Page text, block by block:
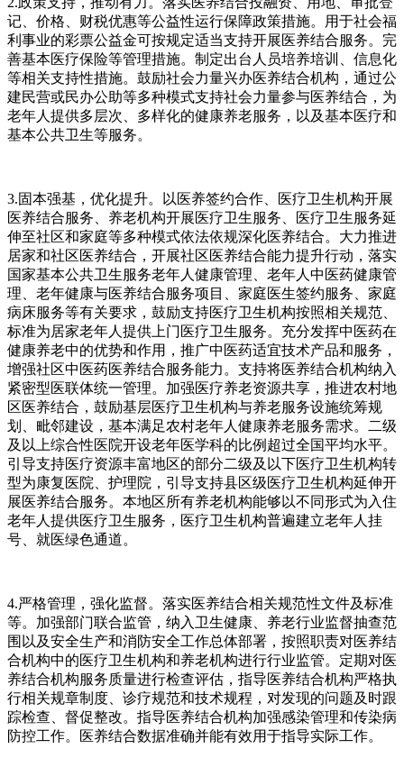
记、价格、财税优惠等公益性运行保障政策措施。用于社会福
利事业的彩票公益金可按规定适当支持开展医养结合服务。完
善基本医疗保险等管理措施。制定出台人员培养培训、信息化
等相关支持性措施。鼓励社会力量兴办医养结合机构，通过公
建民营或民办公助等多种模式支持社会力量参与医养结合，为
老年人提供多层次、多样化的健康养老服务，以及基本医疗和
基本公共卫生等服务。
3.固本强基，优化提升。以医养签约合作、医疗卫生机构开展
医养结合服务、养老机构开展医疗卫生服务、医疗卫生服务延
伸至社区和家庭等多种模式依法依规深化医养结合。大力推进
居家和社区医养结合，开展社区医养结合能力提升行动，落实
国家基本公共卫生服务老年人健康管理、老年人中医药健康管
理、老年健康与医养结合服务项目、家庭医生签约服务、家庭
病床服务等有关要求，鼓励支持医疗卫生机构按照相关规范、
标准为居家老年人提供上门医疗卫生服务。充分发挥中医药在
健康养老中的优势和作用，推广中医药适宜技术产品和服务，
增强社区中医药医养结合服务能力。支持将医养结合机构纳入
紧密型医联体统一管理。加强医疗养老资源共享，推进农村地
区医养结合，鼓励基层医疗卫生机构与养老服务设施统筹规
划、毗邻建设，基本满足农村老年人健康养老服务需求。二级
及以上综合性医院开设老年医学科的比例超过全国平均水平。
引导支持医疗资源丰富地区的部分二级及以下医疗卫生机构转
型为康复医院、护理院，引导支持县区级医疗卫生机构延伸开
展医养结合服务。本地区所有养老机构能够以不同形式为入住
老年人提供医疗卫生服务，医疗卫生机构普遍建立老年人挂
号、就医绿色通道。
4.严格管理，强化监督。落实医养结合相关规范性文件及标准
等。加强部门联合监管，纳入卫生健康、养老行业监督抽查范
围以及安全生产和消防安全工作总体部署，按照职责对医养结
合机构中的医疗卫生机构和养老机构进行行业监管。定期对医
养结合机构服务质量进行检查评估，指导医养结合机构严格执
行相关规章制度、诊疗规范和技术规程，对发现的问题及时跟
踪检查、督促整改。指导医养结合机构加强感染管理和传染病
防控工作。医养结合数据准确并能有效用于指导实际工作。